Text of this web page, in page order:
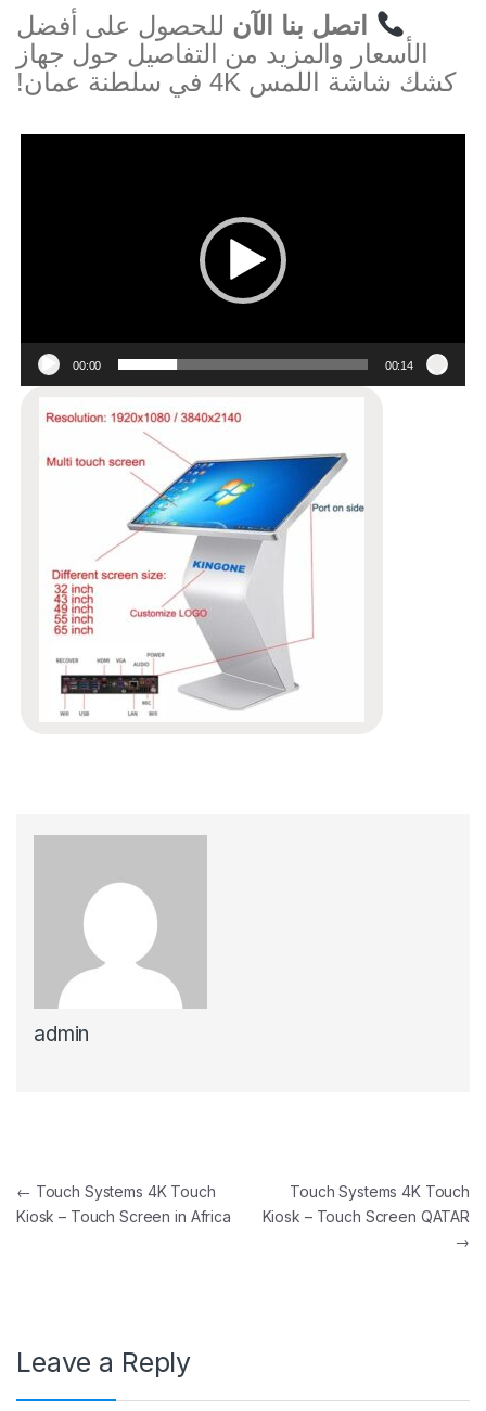
اتصل بنا الآن للحصول على أفضل
الأسعار والمزيد من التفاصيل حول جهاز
كشك شاشة اللمس 4K في سلطنة عمان!
00:00 00:14
admin
Post navigation
← Touch Systems 4K Touch
Kiosk – Touch Screen in Africa
Touch Systems 4K Touch
Kiosk – Touch Screen QATAR
→
Leave a Reply